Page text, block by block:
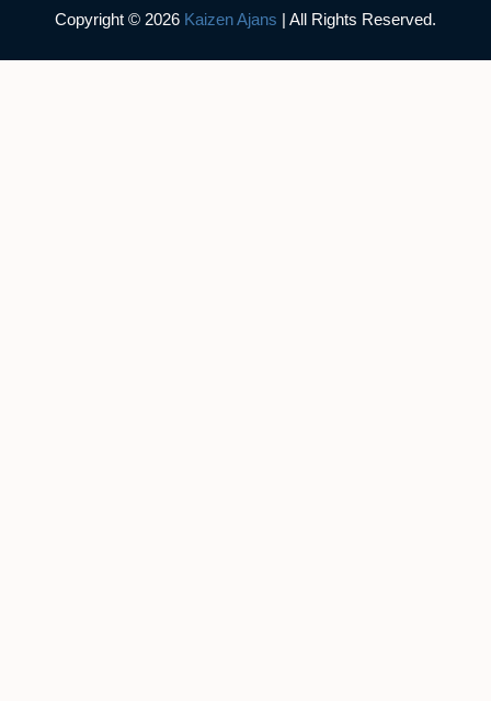
Copyright © 2026 Kaizen Ajans | All Rights Reserved.